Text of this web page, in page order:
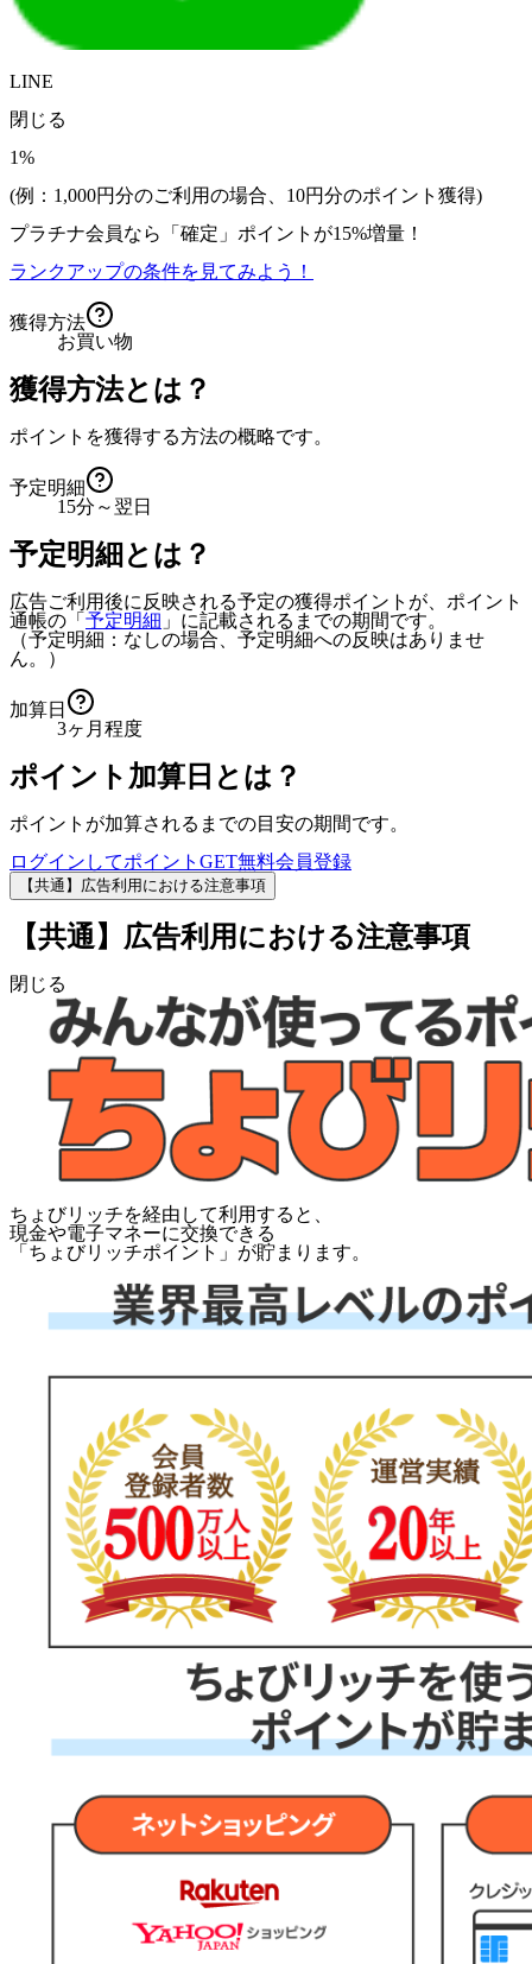
LINE
閉じる
1%
(例：1,000円分のご利用の場合、 10円分のポイント獲得)
プラチナ会員なら
「確定」 ポイントが15%増量！
ランクアップの条件を見てみよう！
獲得方法
お買い物
獲得方法とは？
ポイントを獲得する方法の概略です。
予定明細
15分～翌日
予定明細とは？
広告ご利用後に反映される予定の獲得ポイントが、ポイント
通帳の「 予定明細 」に記載されるまでの期間です。
（予定明細：なしの場合、予定明細への反映はありませ
ん。）
加算日
3ヶ月程度
ポイント加算日とは？
ポイントが加算されるまでの目安の期間です。
ログインしてポイントGET無料会員登録
【共通】広告利用における注意事項
【共通】広告利用における注意事項
閉じる
ちょびリッチを経由して利用すると、
現金や電子マネーに交換できる
「 ちょびリッチポイント 」が貯まります。